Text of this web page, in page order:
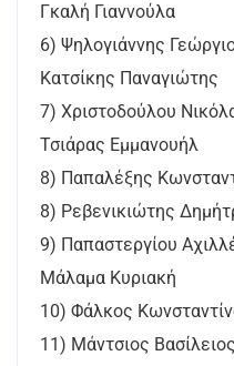
Γκαλή Γιαννούλα
6)
Κατσίκης Παναγιώτης
7)
Τσιάρας Εμμανουήλ
8) Παπαλέξης
8) Ρεβενικιώτης
9)
Μάλαμα Κυριακή
10) Φάλκος
11) Μάντσιος Βασίλειος